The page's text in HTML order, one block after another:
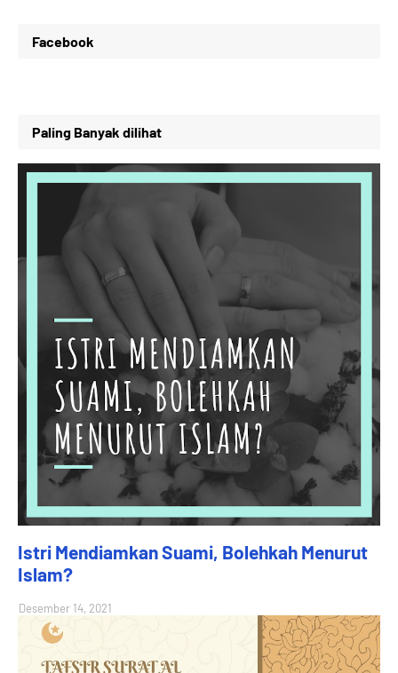
Facebook
Paling Banyak dilihat
Istri Mendiamkan Suami, Bolehkah Menurut
Islam?
Desember 14, 2021